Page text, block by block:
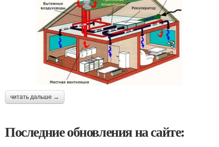
читать дальше →
Последние обновления на сайте: